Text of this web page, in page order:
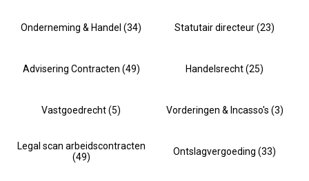
Onderneming & Handel (34) Statutair directeur (23)
Advisering Contracten (49) Handelsrecht (25)
Vastgoedrecht (5) Vorderingen & Incasso's (3)
Legal scan arbeidscontracten
(49)
Ontslagvergoeding (33)